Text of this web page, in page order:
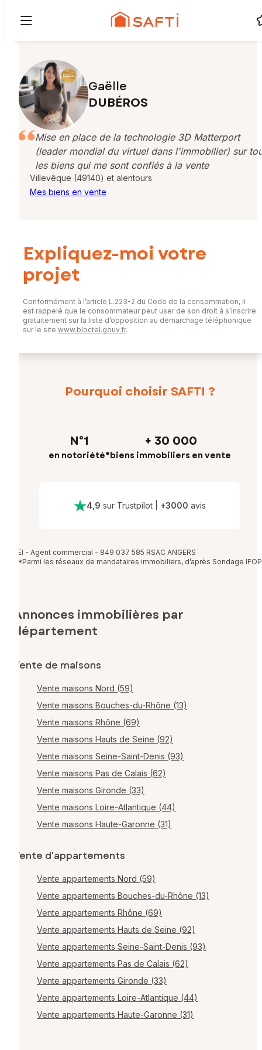
Gaëlle
DUBÉROS
Mise en place de la technologie 3D Matterport
(leader mondial du virtuel dans l'immobilier) sur
les biens qui me sont confiés à la vente
Villevêque (49140) et alentours
Mes biens en vente
Pourquoi choisir SAFTI ?
N°1
en notoriété*
+ 30 000
biens immobiliers en vente
4,9 sur Trustpilot| +3000 avis
EI - Agent commercial - 849 037 585 RSAC ANGERS
*Parmi les réseaux de mandataires immobiliers, d’après Sondage IFOP
Expliquez-moi votre
projet
Conformément à l’article L.223-2 du Code de la consommation, il
est rappelé que le consommateur peut user de son droit à s’inscrire
gratuitement sur la liste d’opposition au démarchage téléphonique
sur le site www.bloctel.gouv.fr.
Annonces immobilières par
département
Vente de maisons
Vente maisons Nord (59)
Vente maisons Bouches-du-Rhône (13)
Vente maisons Rhône (69)
Vente maisons Hauts de Seine (92)
Vente maisons Seine-Saint-Denis (93)
Vente maisons Pas de Calais (62)
Vente maisons Gironde (33)
Vente maisons Loire-Atlantique (44)
Vente maisons Haute-Garonne (31)
Vente d'appartements
Vente appartements Nord (59)
Vente appartements Bouches-du-Rhône (13)
Vente appartements Rhône (69)
Vente appartements Hauts de Seine (92)
Vente appartements Seine-Saint-Denis (93)
Vente appartements Pas de Calais (62)
Vente appartements Gironde (33)
Vente appartements Loire-Atlantique (44)
Vente appartements Haute-Garonne (31)